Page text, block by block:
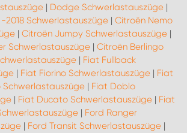
| Dodge Schwerlastauszüge |
2018 Schwerlastauszüge | Citroën Nemo
| Citroën Jumpy Schwerlastauszüge |
Schwerlastauszüge | Citroën Berlingo
| Fiat Fullback
| Fiat Fiorino Schwerlastauszüge| Fiat
Schwerlastauszüge | Fiat Doblo
| Fiat Ducato Schwerlastauszüge | Fiat
| Ford Ranger
| Ford Transit Schwerlastauszüge |